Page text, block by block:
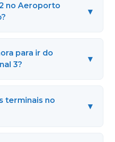
no Aeroporto
▾
para ir do
3?
▾
terminais no
▾